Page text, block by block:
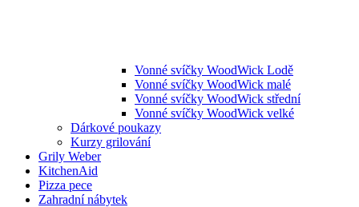
Vonné svíčky WoodWick Lodě
Vonné svíčky WoodWick malé
Vonné svíčky WoodWick střední
Vonné svíčky WoodWick velké
Dárkové poukazy
Kurzy grilování
Grily Weber
KitchenAid
Pizza pece
Zahradní nábytek